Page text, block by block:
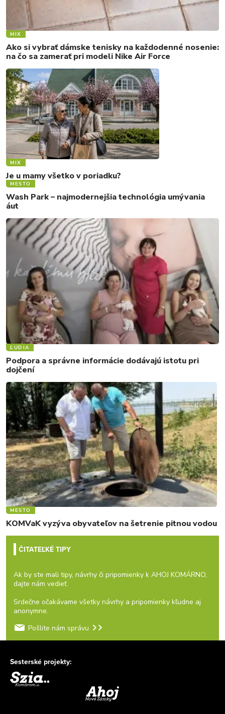
MIX
Ako si vybrať dámske tenisky na každodenné nosenie:
na čo sa zamerať pri modeli Nike Air Force
MIX
Je u mamy všetko v poriadku?
MESTO
Wash Park – najmodernejšia technológia umývania
áut
ĽUDIA
Podpora a správne informácie dodávajú istotu pri
dojčení
MESTO
KOMVaK vyzýva obyvateľov na šetrenie pitnou vodou
ČITATEĽKÉ TIPY
Ak by ste mali tipy, návrhy či pripomienky k AHOJ KOMÁRNO,
dajte nám vedieť.
Srdečne očakávame všetky návrhy a pripomienky kľudne aj
anonymne.
Pošlite nám správu
Sesterské projekty: